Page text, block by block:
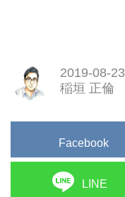
2019-08-23
稲垣 正倫
Facebook
LINE